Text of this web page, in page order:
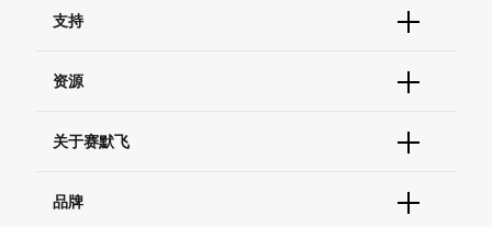
订单支持
现货供应中心
支持
联系我们 - 400 820 8982
查找文件&证书
资源
促销
社交媒体
关于赛默飞
招聘
品牌